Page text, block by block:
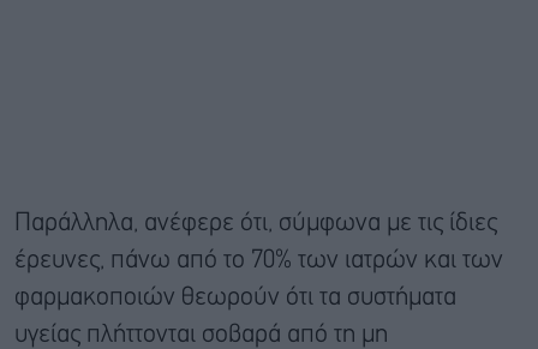
Παράλληλα, ανέφερε ότι, σύμφωνα με τις ίδιες
έρευνες, πάνω από το 70% των ιατρών και των
φαρμακοποιών θεωρούν ότι τα συστήματα
υγείας πλήττονται σοβαρά από τη μη